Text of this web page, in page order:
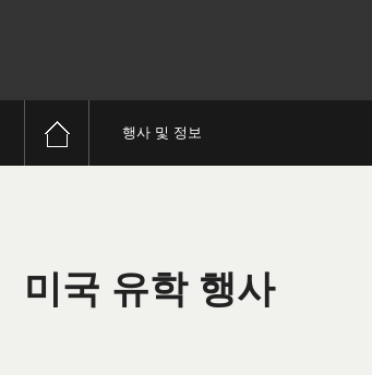
행사 및 정보
미국 유학 행사